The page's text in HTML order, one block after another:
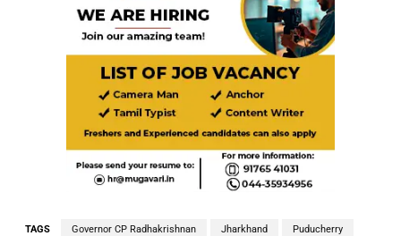
TAGS Governor CP Radhakrishnan Jharkhand Puducherry